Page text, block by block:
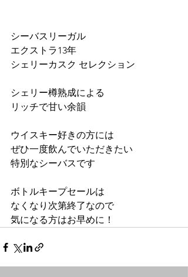
シーバスリーガル
エクストラ13年
シェリーカスク セレクション
シェリー樽熟成による
リッチで甘い余韻
ウイスキー好きの方には
ぜひ一度飲んでいただきたい
特別なシーバスです
ボトルキープセールは
なくなり次第終了なので
気になる方はお早めに！